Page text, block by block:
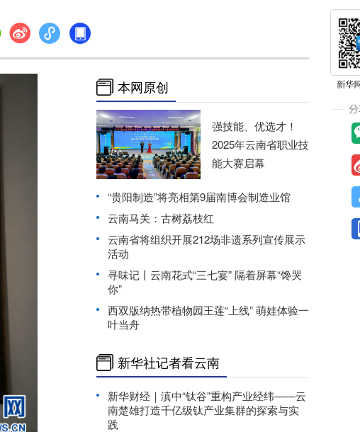
本网原创
强技能、优选才！
2025年云南省职业技
能大赛启幕
“贵阳制造”将亮相第9届南博会制造业馆
云南马关：古树荔枝红
云南省将组织开展212场非遗系列宣传展示
活动
寻味记丨云南花式“三七宴” 隔着屏幕“馋哭
你”
西双版纳热带植物园王莲“上线” 萌娃体验一
叶当舟
新华社记者看云南
新华财经｜滇中“钛谷”重构产业经纬——云
南楚雄打造千亿级钛产业集群的探索与实
践